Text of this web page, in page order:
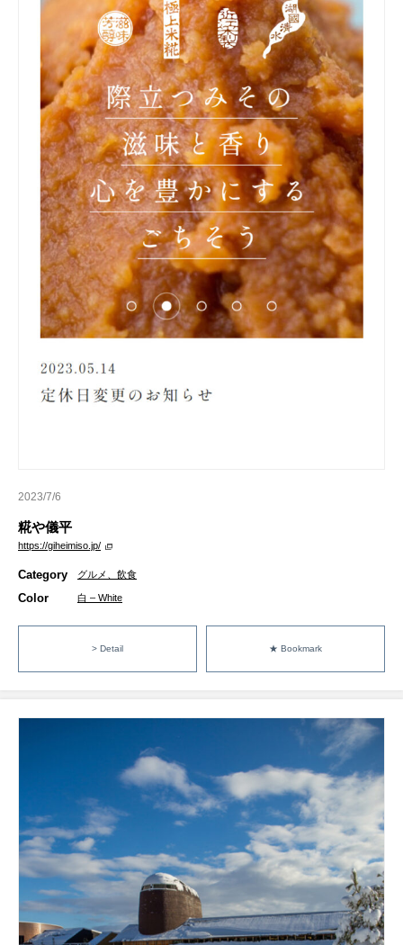
2023/7/6
糀や儀平
https://giheimiso.jp/
Category グルメ、飲食
Color 白 – White
> Detail ★ Bookmark